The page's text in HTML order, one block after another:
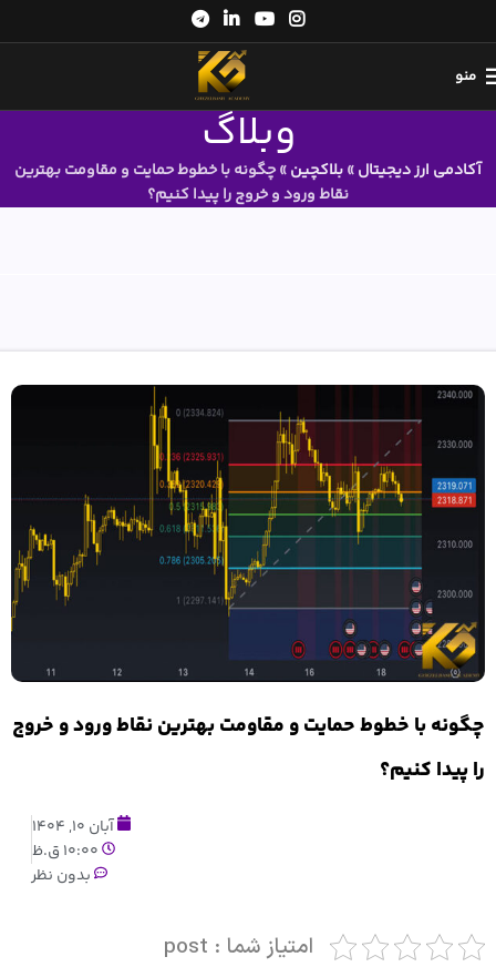
منو
وبلاگ
آکادمی ارز دیجیتال»بلاکچین»چگونه با خطوط حمایت و مقاومت بهترین
نقاط ورود و خروج را پیدا کنیم؟
چگونه با خطوط حمایت و مقاومت بهترین نقاط ورود و خروج
را پیدا کنیم؟
آبان 10, 1404
10:00 ق.ظ
بدون نظر
امتیاز شما : post